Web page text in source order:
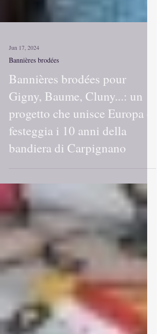
Jun 17, 2024
Bannières brodées
Bannières brodées pour
Gigny, Baume, Cluny...: un
progetto che unisce Europa e
festeggia i 10 anni della